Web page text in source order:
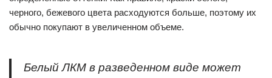
черного, бежевого цвета расходуются больше, поэтому их
обычно покупают в увеличенном объеме.
Белый ЛКМ в разведенном виде может